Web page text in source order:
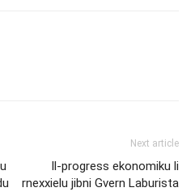
Next article
Il-progress ekonomiku li
rnexxielu jibni Gvern Laburista